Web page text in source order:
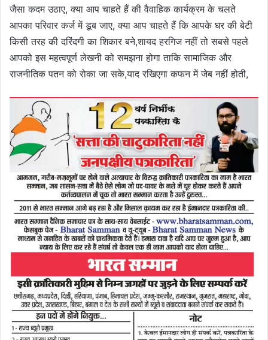
जैसा कदम उठाए, क्या आप चाहते हैं की वैवाहिक कार्यक्रम के चलते
आपका परिवार कर्ज में डूब जाए, क्या आप चाहते हैं कि आपके घर की बेटी
किसी तरह की दरिंदगी का शिकार बने,शायद हरगिज नहीं तो सबसे पहले
आपको इस महत्वपूर्ण लेखनी को समझना होगा ताकि सामाजिक और
राजनीतिक पतन को रोका जा सके,याद रखिएगा कफन में जेब नहीं होती,